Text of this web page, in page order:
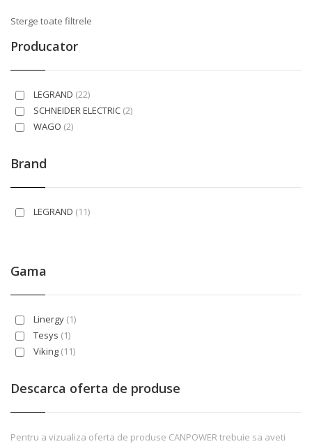
Sterge toate filtrele
Producator
LEGRAND (22)
SCHNEIDER ELECTRIC (2)
WAGO (2)
Brand
LEGRAND (11)
Gama
Linergy (1)
Tesys (1)
Viking (11)
Descarca oferta de produse
Pentru a vizualiza oferta de produse CANPOWER trebuie sa aveti